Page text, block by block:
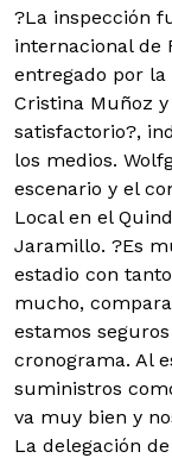
?La inspección
internacional de
entregado por
Cristina Muñoz
satisfactorio?,
los medios.
escenario y el
Local en el
Jaramillo. ?Es
estadio con
mucho,
estamos
cronograma. Al
suministros
va muy bien y
La delegación